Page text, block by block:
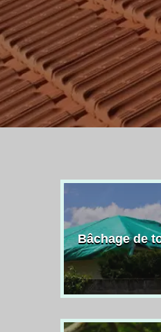
Bâchage de